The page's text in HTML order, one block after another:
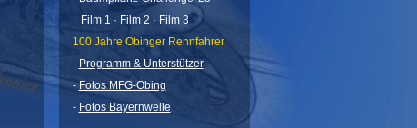
Film 1 · Film 2 · Film 3
100 Jahre Obinger Rennfahrer
- Programm & Unterstützer
-Fotos MFG-Obing
- Fotos Bayernwelle